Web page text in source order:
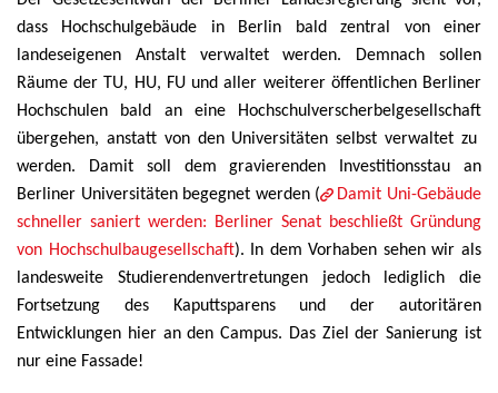
dass Hochschulgebäude in Berlin bald zentral von einer
landeseigenen Anstalt verwaltet werden. Demnach sollen
Räume der TU, HU, FU und aller weiterer öffentlichen Berliner
Hochschulen bald an eine Hochschulverscherbelgesellschaft
übergehen, anstatt von den Universitäten selbst verwaltet zu
werden. Damit soll dem gravierenden Investitionsstau an
Berliner Universitäten begegnet werden (
Damit Uni-Gebäude
schneller saniert werden: Berliner Senat beschließt Gründung
von Hochschulbaugesellschaft). In dem Vorhaben sehen wir als
landesweite Studierendenvertretungen jedoch lediglich die
Fortsetzung des Kaputtsparens und der autoritären
Entwicklungen hier an den Campus. Das Ziel der Sanierung ist
nur eine Fassade!